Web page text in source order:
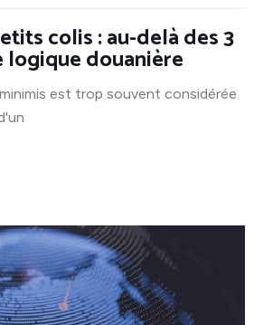
colis : au-delà des 3
logique douanière
est trop souvent considérée